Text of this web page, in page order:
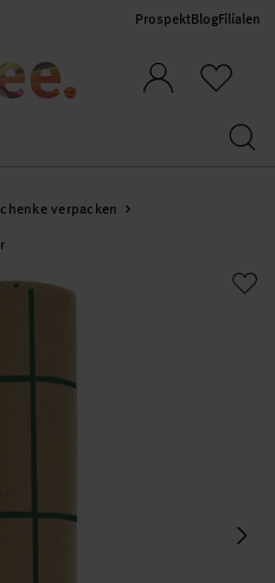
ProspektBlogFilialen
verpacken